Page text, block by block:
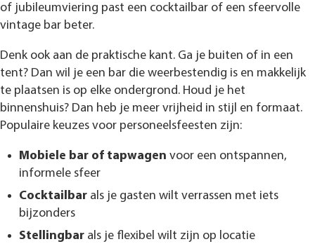
of jubileumviering past een cocktailbar of een sfeervolle
vintage bar beter.
Denk ook aan de praktische kant. Ga je buiten of in een
tent? Dan wil je een bar die weerbestendig is en makkelijk
te plaatsen is op elke ondergrond. Houd je het
binnenshuis? Dan heb je meer vrijheid in stijl en formaat.
Populaire keuzes voor personeelsfeesten zijn:
Mobiele bar of tapwagen voor een ontspannen,
informele sfeer
Cocktailbar als je gasten wilt verrassen met iets
bijzonders
Stellingbar als je flexibel wilt zijn op locatie